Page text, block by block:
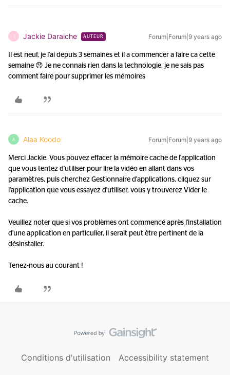
J Jackie Daraiche AUTEUR Forum|Forum|9 years ago
Il est neuf, je l'ai depuis 3 semaines et il a commencer a faire ca cette
semaine 😞 Je ne connais rien dans la technologie, je ne sais pas
comment faire pour supprimer les mémoires
A Alaa Koodo Forum|Forum|9 years ago
Merci Jackie. Vous pouvez effacer la mémoire cache de l'application
que vous tentez d'utiliser pour lire la vidéo en allant dans vos
paramètres, puis cherchez Gestionnaire d'applications, cliquez sur
l'application que vous essayez d'utiliser, vous y trouverez Vider le
cache.
Veuillez noter que si vos problèmes ont commencé après l'installation
d'une application en particulier, il serait peut être pertinent de la
désinstaller.
Tenez-nous au courant !
Conditions d'utilisation Accessibility statement